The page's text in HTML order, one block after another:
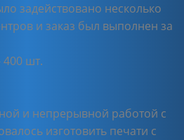
задействовано несколько
и заказ был выполнен за
400 шт.
и непрерывной работой с
изготовить печати с